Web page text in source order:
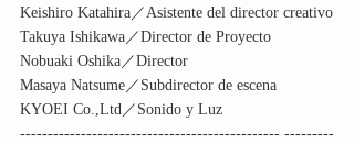
Keishiro Katahira／Asistente del director creativo
Takuya Ishikawa／Director de Proyecto
Nobuaki Oshika／Director
Masaya Natsume／Subdirector de escena
KYOEI Co.,Ltd／Sonido y Luz
----------------------------------------------- ---------